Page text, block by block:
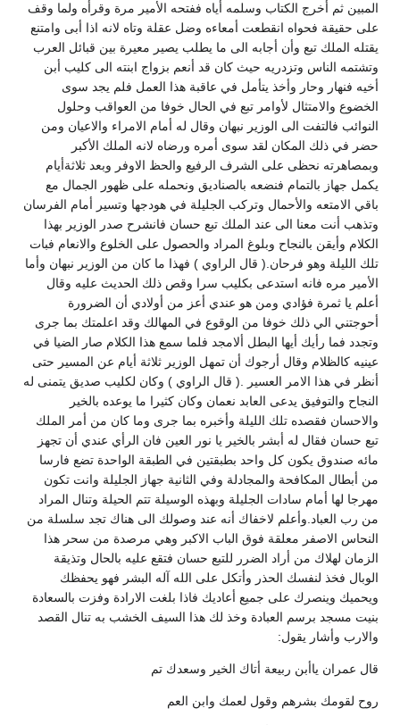
المبين ثم أخرج الكتاب وسلمه أياه ففتحه الأمير مرة وقرأه ولما وقف
على حقيقة فحواه انقطعت أمعاءه وضل عقلة وتاه لانه اذا أبى وامتنع
يقتله الملك تبع وأن أجابه الى ما يطلب يصير معيرة بين قبائل العرب
وتشتمه الناس وتزدريه حيث كان قد أنعم بزواج ابنته الى كليب أبن
أخيه فنهار وحار وأخذ يتأمل في عاقبة هذا العمل فلم يجد سوى
الخضوع والامتثال لأوامر تبع في الحال خوفا من العواقب وحلول
النوائب فالتفت الى الوزير نبهان وقال له أمام الامراء والاعيان ومن
حضر في ذلك المكان لقد سوى أمره ورضاه لانه الملك الأكبر
وبمصاهرته نحظى على الشرف الرفيع والحظ الاوفر وبعد ثلاثةأيام
يكمل جهاز بالتمام فنضعه بالصناديق ونحمله على ظهور الجمال مع
باقي الامتعه والأحمال وتركب الجليلة في هودجها وتسير أمام الفرسان
وتذهب أنت معنا الى عند الملك تبع حسان فانشرح صدر الوزير بهذا
الكلام وأيقن بالنجاح وبلوغ المراد والحصول على الخلوع والانعام فبات
تلك الليلة وهو فرحان.( قال الراوي ) فهذا ما كان من الوزير نبهان وأما
الأمير مره فانه استدعى بكليب سرا وقص ذلك الحديث عليه وقال
أعلم يا ثمرة فؤادي ومن هو عندي أعز من أولادي أن الضرورة
أحوجتني الي ذلك خوفا من الوقوع في المهالك وقد اعلمتك بما جرى
وتجدد فما رأيك أيها البطل ألامجد فلما سمع هذا الكلام صار الضيا في
عينيه كالظلام وقال أرجوك أن تمهل الوزير ثلاثة أيام عن المسير حتى
أنظر في هذا الامر العسير .( قال الراوي ) وكان لكليب صديق يتمنى له
النجاح والتوفيق يدعى العابد نعمان وكان كثيرا ما يوعده بالخير
والاحسان فقصده تلك الليلة وأخبره بما جرى وما كان من أمر الملك
تبع حسان فقال له أبشر بالخير يا نور العين فان الرأي عندي أن تجهز
مائه صندوق يكون كل واحد بطبقتين في الطبقة الواحدة تضع فارسا
من أبطال المكافحة والمجادلة وفي الثانية جهاز الجليلة وانت تكون
مهرجا لها أمام سادات الجليلة وبهذه الوسيلة تتم الحيلة وتنال المراد
من رب العباد.وأعلم لاخفاك أنه عند وصولك الى هناك تجد سلسلة من
النحاس الاصفر معلقة فوق الباب الاكبر وهي مرصدة من سحر هذا
الزمان لهلاك من أراد الضرر للتبع حسان فتقع عليه بالحال وتذيقة
الوبال فخذ لنفسك الحذر وأتكل على الله آله البشر فهو يحفظك
ويحميك وينصرك على جميع أعاديك فاذا بلغت الارادة وفزت بالسعادة
بنيت مسجد برسم العبادة وخذ لك هذا السيف الخشب به تنال القصد
والارب وأشار يقول:
قال عمران ياأبن ربيعة أتاك الخير وسعدك تم
روح لقومك بشرهم وقول لعمك وابن العم